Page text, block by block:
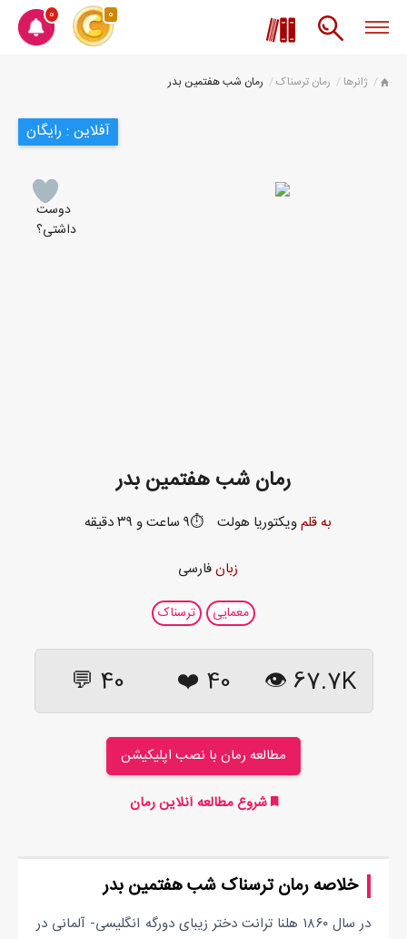
0 0
ژانرها رمان ترسناک رمان شب هفتمین بدر
آفلاین : رایگان
دوست
داشتی؟
رمان شب هفتمین بدر
به قلمویکتوریا هولت ⏱️۹ ساعت و ۳۹ دقیقه
زبانفارسی
معمایی ترسناک
67.7K 👁
40
❤️
40 💬
مطالعه رمان با نصب اپلیکیشن
شروع مطالعه آنلاین رمان
خلاصه رمان ترسناک شب هفتمین بدر
در سال ۱۸۶۰ هلنا ترانت دختر زیبای دورگه انگلیسی- آلمانی در